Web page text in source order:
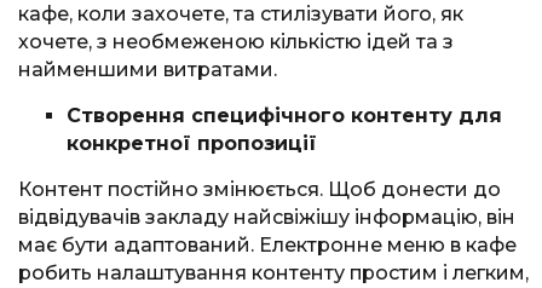
кафе, коли захочете, та стилізувати його, як
хочете, з необмеженою кількістю ідей та з
найменшими витратами.
Створення специфічного контенту для
конкретної пропозиції
Контент постійно змінюється. Щоб донести до
відвідувачів закладу найсвіжішу інформацію, він
має бути адаптований. Електронне меню в кафе
робить налаштування контенту простим і легким,